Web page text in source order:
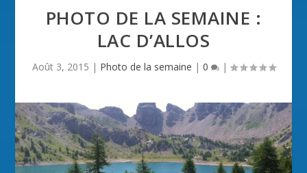
PHOTO DE LA SEMAINE :
LAC D’ALLOS
Août 3, 2015 | Photo de la semaine | 0 |